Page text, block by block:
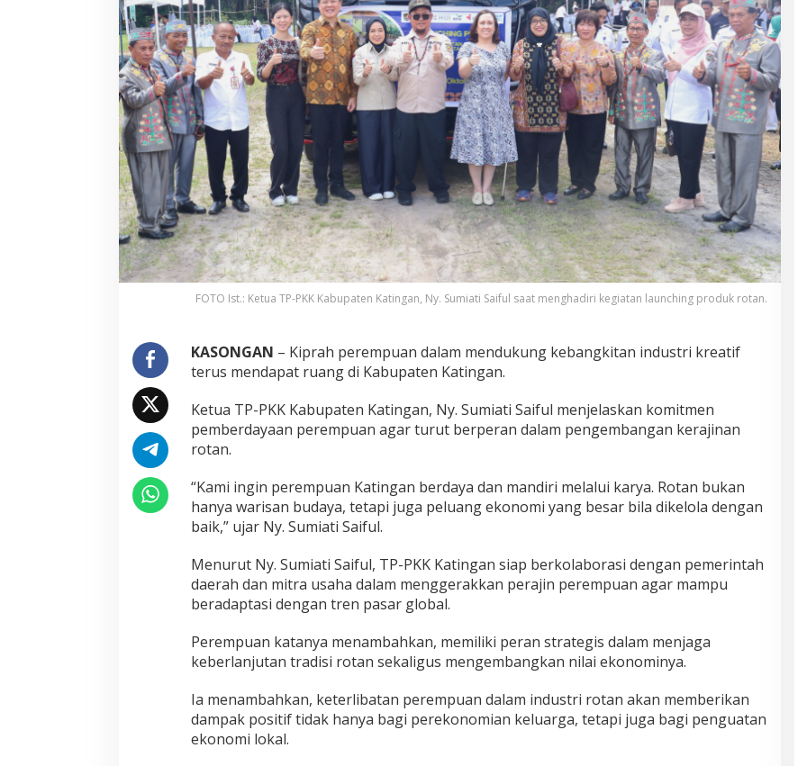
FOTO Ist.: Ketua TP-PKK Kabupaten Katingan, Ny. Sumiati Saiful saat menghadiri kegiatan launching produk rotan.
KASONGAN – Kiprah perempuan dalam mendukung kebangkitan industri kreatif
terus mendapat ruang di Kabupaten Katingan.
Ketua TP-PKK Kabupaten Katingan, Ny. Sumiati Saiful menjelaskan komitmen
pemberdayaan perempuan agar turut berperan dalam pengembangan kerajinan
rotan.
“Kami ingin perempuan Katingan berdaya dan mandiri melalui karya. Rotan bukan
hanya warisan budaya, tetapi juga peluang ekonomi yang besar bila dikelola dengan
baik,” ujar Ny. Sumiati Saiful.
Menurut Ny. Sumiati Saiful, TP-PKK Katingan siap berkolaborasi dengan pemerintah
daerah dan mitra usaha dalam menggerakkan perajin perempuan agar mampu
beradaptasi dengan tren pasar global.
Perempuan katanya menambahkan, memiliki peran strategis dalam menjaga
keberlanjutan tradisi rotan sekaligus mengembangkan nilai ekonominya.
Ia menambahkan, keterlibatan perempuan dalam industri rotan akan memberikan
dampak positif tidak hanya bagi perekonomian keluarga, tetapi juga bagi penguatan
ekonomi lokal.